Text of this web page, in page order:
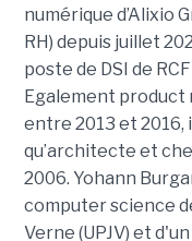
numérique d’Alixio
RH) depuis juillet
poste de DSI de
Egalement product
entre 2013 et 2016,
qu’architecte et
2006. Yohann
computer science
Verne (UPJV) et